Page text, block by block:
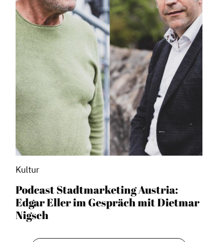
Kultur
Podcast Stadtmarketing Austria:
Edgar Eller im Gespräch mit Dietmar
Nigsch